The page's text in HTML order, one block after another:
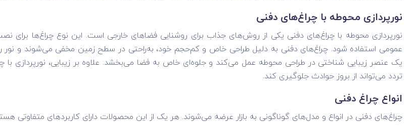
نورپردازی محوطه با چراغ‌های دفنی
نورپردازی محوطه با چراغ‌های دفنی یکی از روش‌های جذاب برای روشنایی فضاهای خارجی است. این نوع چراغ‌ها برای
عمومی استفاده شود. چراغ‌های دفنی به دلیل طراحی خاص و کم‌حجم خود، به‌راحتی در سطح زمین مخفی می‌شوند و نور
یک عنصر زیبایی‌ شناختی در طراحی محوطه عمل می‌کند و جلوه‌ای خاص به فضا می‌بخشد. علاوه بر زیبایی، نورپردازی
تردد می‌تواند از بروز حوادث جلوگیری کند.
انواع چراغ دفنی
چراغ‌های دفنی در انواع و مدل‌های گوناگونی به بازار عرضه می‌شوند. هر یک از این محصولات دارای کاربردهای متفاوتی